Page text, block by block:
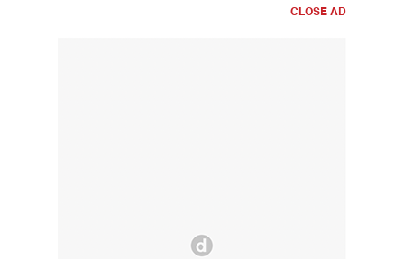
CLOSE AD